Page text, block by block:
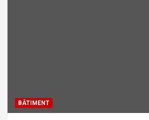
BÂTIMENT